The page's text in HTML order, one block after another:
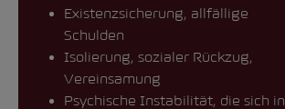
Existenzsicherung, allfällige
Schulden
Isolierung, sozialer Rückzug,
Vereinsamung
Psychische Instabilität, die sich in